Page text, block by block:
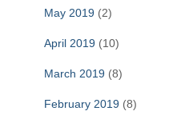
May 2019 (2)
April 2019 (10)
March 2019 (8)
February 2019 (8)